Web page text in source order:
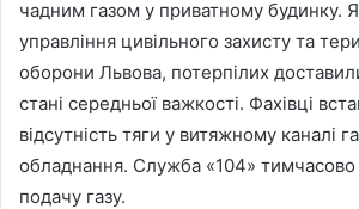
чадним газом у приватному будинку.
управління цивільного захисту та
оборони Львова, потерпілих
стані середньої важкості. Фахівці
відсутність тяги у витяжному каналі
обладнання. Служба «104»
подачу газу.